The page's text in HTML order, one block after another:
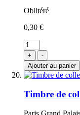
Oblitéré
0,30 €
+
-
Ajouter au panier
Timbre de
Paris Grand